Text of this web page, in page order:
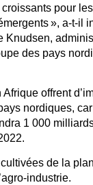
pour
», a-t-il
Knudsen,
des pays
offrent
nordiques,
1 000
de la
industrie.